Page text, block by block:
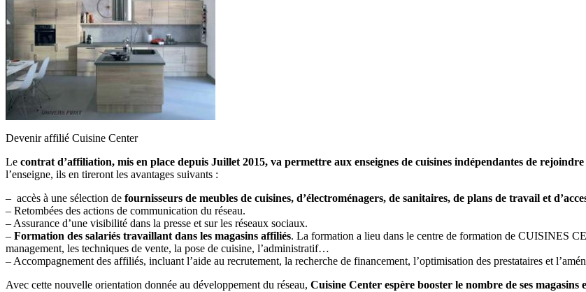
Devenir affilié Cuisine Center
Le contrat d’affiliation, mis en place depuis Juillet 2015, va permettre aux enseignes de cuisines indépendantes de
l’enseigne, ils en tireront les avantages suivants :
– accès à une sélection de fournisseurs de meubles de cuisines, d’électroménagers, de sanitaires, de plans de travail et
– Retombées des actions de communication du réseau.
– Assurance d’une visibilité dans la presse et sur les réseaux sociaux.
– Formation des salariés travaillant dans les magasins affiliés. La formation a lieu dans le centre de formation de CUISINES
management, les techniques de vente, la pose de cuisine, l’administratif…
– Accompagnement des affiliés, incluant l’aide au recrutement, la recherche de financement, l’optimisation des prestataires et
Avec cette nouvelle orientation donnée au développement du réseau, Cuisine Center espère booster le nombre de ses